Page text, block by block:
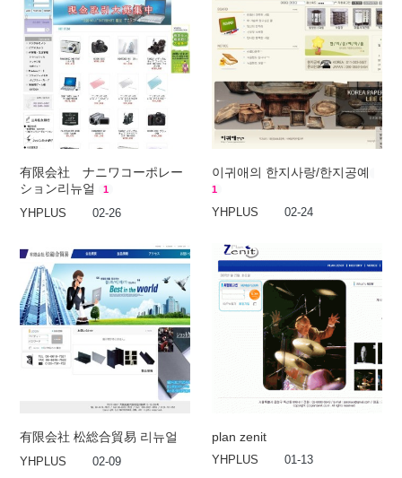
有限会社 ナニワコーポレー
ション리뉴얼
1
YHPLUS 02-26
이귀애의 한지사랑/한지공예
1
YHPLUS 02-24
有限会社 松総合貿易 리뉴얼
YHPLUS 02-09
plan zenit
YHPLUS 01-13